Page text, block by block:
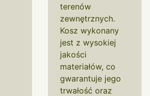
terenów
zewnętrznych.
Kosz wykonany
jest z wysokiej
jakości
materiałów, co
gwarantuje jego
trwałość oraz